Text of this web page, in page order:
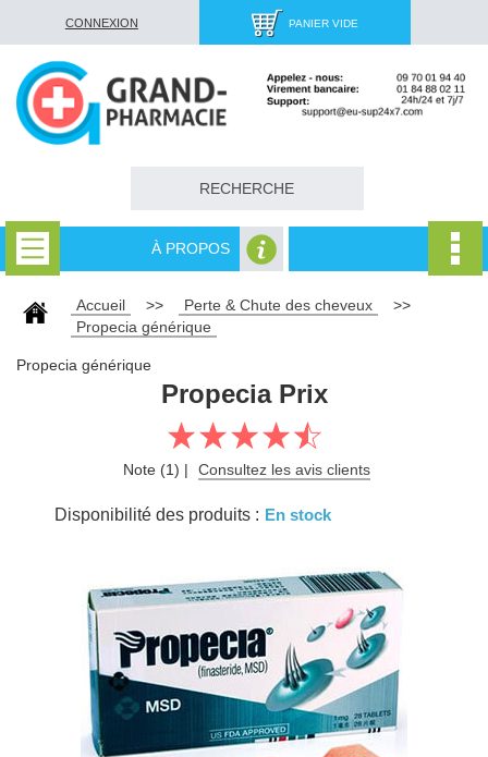
CONNEXION PANIER VIDE
À PROPOS
Accueil >> Perte & Chute des cheveux
>>
Propecia générique
Propecia générique
Propecia Prix
Note (1) | Consultez les avis clients
Disponibilité des produits : En stock